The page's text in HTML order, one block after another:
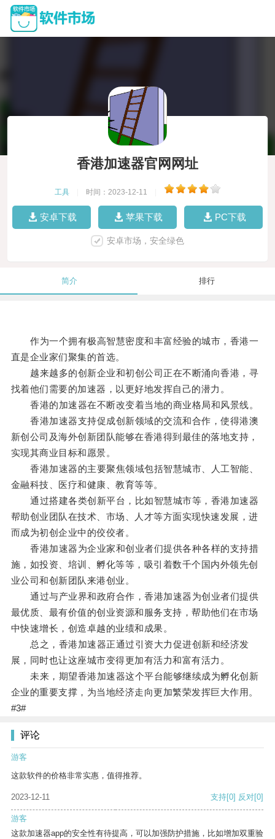
香港加速器官网网址
工具 时间：2023-12-11
安卓下载 苹果下载 PC下载
安卓市场，安全绿色
简介 排行
作为一个拥有极高智慧密度和丰富经验的城市，香港一
直是企业家们聚集的首选。
越来越多的创新企业和初创公司正在不断涌向香港，寻
找着他们需要的加速器，以更好地发挥自己的潜力。
香港的加速器在不断改变着当地的商业格局和风景线。
香港加速器支持促成创新领域的交流和合作，使得港澳
新创公司及海外创新团队能够在香港得到最佳的落地支持，
实现其商业目标和愿景。
香港加速器的主要聚焦领域包括智慧城市、人工智能、
金融科技、医疗和健康、教育等等。
通过搭建各类创新平台，比如智慧城市等，香港加速器
帮助创业团队在技术、市场、人才等方面实现快速发展，进
而成为初创企业中的佼佼者。
香港加速器为企业家和创业者们提供各种各样的支持措
施，如投资、培训、孵化等等，吸引着数千个国内外领先创
业公司和创新团队来港创业。
通过与产业界和政府合作，香港加速器为创业者们提供
最优质、最有价值的创业资源和服务支持，帮助他们在市场
中快速增长，创造卓越的业绩和成果。
总之，香港加速器正通过引资大力促进创新和经济发
展，同时也让这座城市变得更加有活力和富有活力。
未来，期望香港加速器这个平台能够继续成为孵化创新
企业的重要支撑，为当地经济走向更加繁荣发挥巨大作用。
#3#
评论
游客
这款软件的价格非常实惠，值得推荐。
2023-12-11 支持[0] 反对[0]
游客
这款加速器app的安全性有待提高，可以加强防护措施，比如增加双重验